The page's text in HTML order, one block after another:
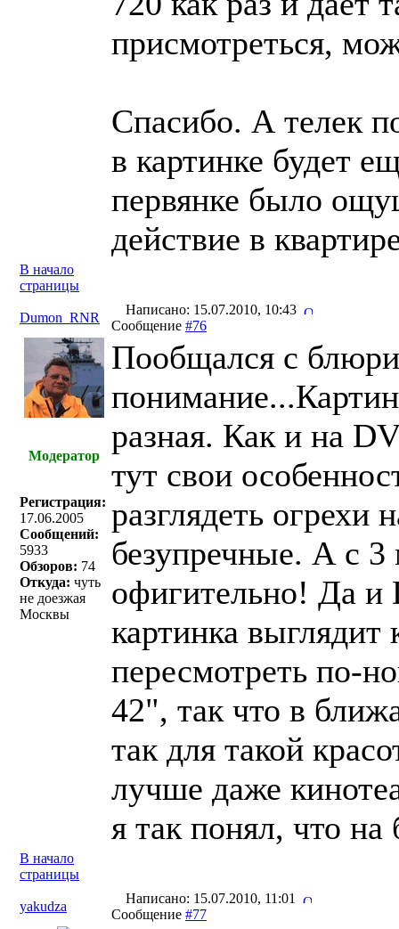
присмотреться,
Спасибо. А телек
в картинке будет
первянке было
действие в
В начало
страницы
Dumon_RNR
Написано: 15.07.2010, 10:43
Сообщение #76
Модератор
Регистрация:
17.06.2005
Сообщений:
5933
Обзоров: 74
Откуда: чуть
не доезжая
Москвы
Пообщался с
разная. Как и на
тут свои
разглядеть огрехи
безупречные. А с 3
офигительно! Да и
картинка выглядит
пересмотреть по-
42", так что в
так для такой
лучше даже
я так понял, что на
В начало
страницы
yakudza
Написано: 15.07.2010, 11:01
Сообщение #77